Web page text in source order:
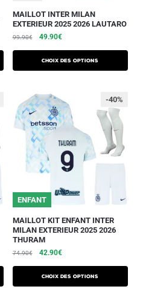
MAILLOT INTER MILAN
EXTERIEUR 2025 2026 LAUTARO
99.90€ 49.90€
Choix des options
ENFANT
-40%
MAILLOT KIT ENFANT INTER
MILAN EXTERIEUR 2025 2026
THURAM
74.90€ 42.90€
Choix des options